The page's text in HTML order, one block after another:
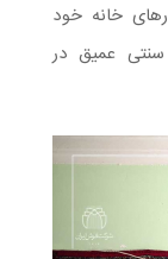
خانه خود
عمیق در